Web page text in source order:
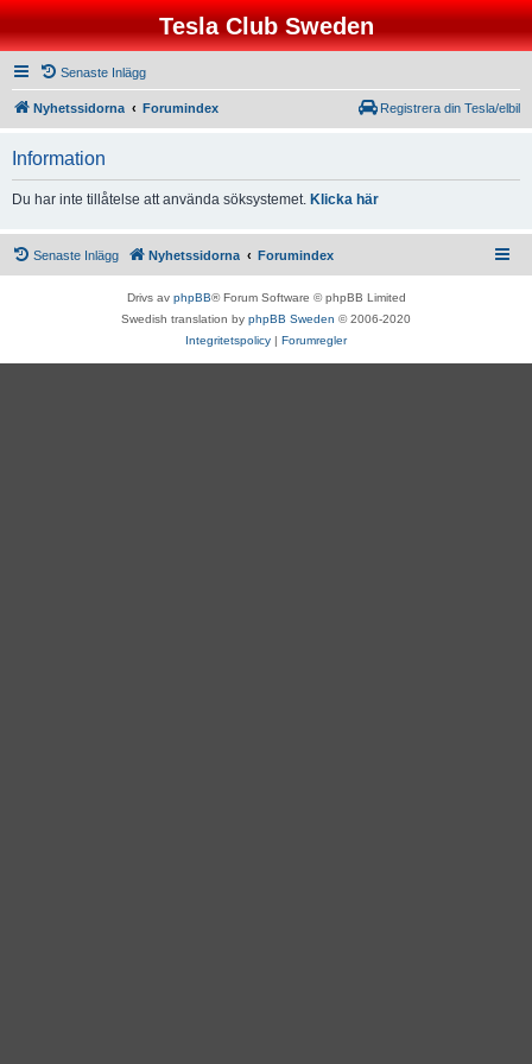
Tesla Club Sweden
Senaste Inlägg
Nyhetssidorna Forumindex Registrera din Tesla/elbil
Information
Du har inte tillåtelse att använda söksystemet. Klicka här
Senaste Inlägg Nyhetssidorna Forumindex
Drivs av phpBB® Forum Software © phpBB Limited
Swedish translation by phpBB Sweden © 2006-2020
Integritetspolicy | Forumregler